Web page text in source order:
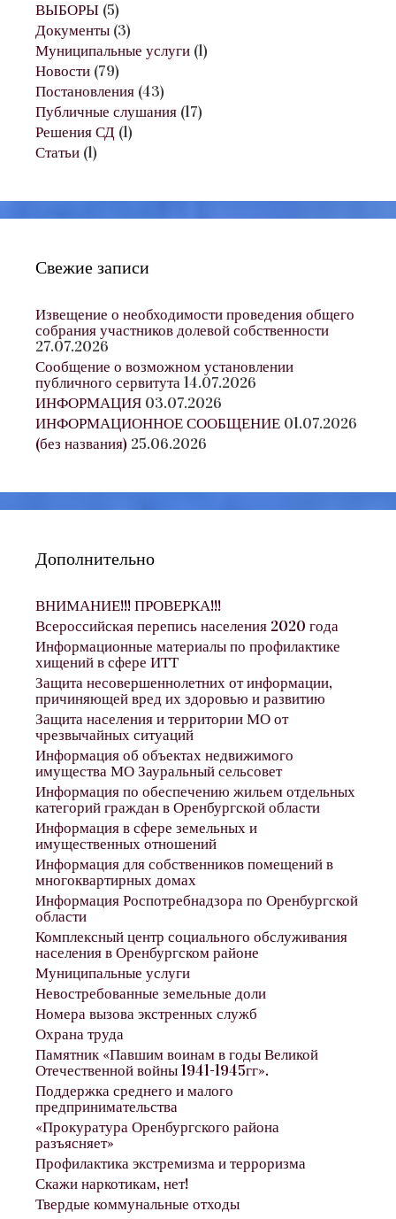
ВЫБОРЫ (5)
Документы (3)
Муниципальные услуги (1)
Новости (79)
Постановления (43)
Публичные слушания (17)
Решения СД (1)
Статьи (1)
Свежие записи
Извещение о необходимости проведения общего
собрания участников долевой собственности
27.07.2026
Сообщение о возможном установлении
публичного сервитута14.07.2026
ИНФОРМАЦИЯ 03.07.2026
ИНФОРМАЦИОННОЕ СООБЩЕНИЕ 01.07.2026
(без названия) 25.06.2026
Дополнительно
ВНИМАНИЕ!!! ПРОВЕРКА!!!
Всероссийская перепись населения 2020 года
Информационные материалы по профилактике
хищений в сфере ИТТ
Защита несовершеннолетних от информации,
причиняющей вред их здоровью и развитию
Защита населения и территории МО от
чрезвычайных ситуаций
Информация об объектах недвижимого
имущества МО Зауральный сельсовет
Информация по обеспечению жильем отдельных
категорий граждан в Оренбургской области
Информация в сфере земельных и
имущественных отношений
Информация для собственников помещений в
многоквартирных домах
Информация Роспотребнадзора по Оренбургской
области
Комплексный центр социального обслуживания
населения в Оренбургском районе
Муниципальные услуги
Невостребованные земельные доли
Номера вызова экстренных служб
Охрана труда
Памятник «Павшим воинам в годы Великой
Отечественной войны 1941-1945гг».
Поддержка среднего и малого
предпринимательства
«Прокуратура Оренбургского района
разъясняет»
Профилактика экстремизма и терроризма
Скажи наркотикам, нет!
Твердые коммунальные отходы